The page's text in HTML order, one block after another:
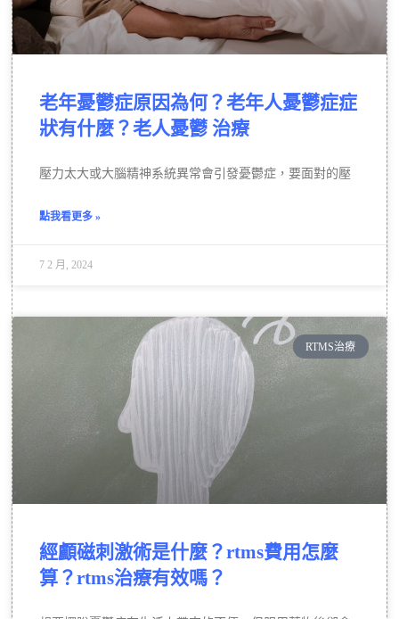
老年憂鬱症原因為何？老年人憂鬱症症
狀有什麼？老人憂鬱 治療
壓力太大或大腦精神系統異常會引發憂鬱症，要面對的壓
點我看更多 »
7 2 月, 2024
RTMS治療
經顱磁刺激術是什麼？rtms費用怎麼
算？rtms治療有效嗎？